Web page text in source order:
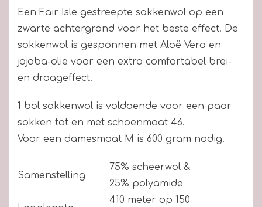
Een Fair Isle gestreepte sokkenwol op een
zwarte achtergrond voor het beste effect. De
sokkenwol is gesponnen met Aloë Vera en
jojoba-olie voor een extra comfortabel brei-
en draageffect.
1 bol sokkenwol is voldoende voor een paar
sokken tot en met schoenmaat 46.
Voor een damesmaat M is 600 gram nodig.
Samenstelling
75% scheerwol &
25% polyamide
410 meter op 150